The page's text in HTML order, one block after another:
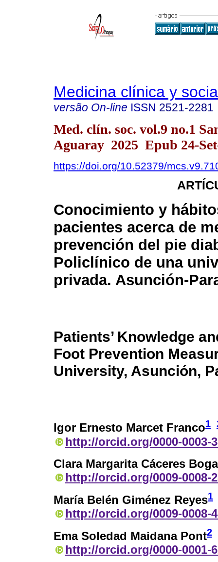
Medicina clínica y
versão On-line ISSN 2521-2281
Med. clín. soc. vol.9 no.1
Aguaray 2025 Epub 24-
https://doi.org/10.52379/
Conocimiento y
pacientes acerca de
prevención del pie
Policlínico de una
privada. Asunción-
Patients’ Knowledge
Foot Prevention
University, Asunción,
Igor Ernesto Marcet Franco1
http://orcid.org/0000-0003-
Clara Margarita Cáceres
http://orcid.org/0009-0008-
María Belén Giménez Reyes1
http://orcid.org/0009-0008-
Ema Soledad Maidana Pont2
http://orcid.org/0000-0001-